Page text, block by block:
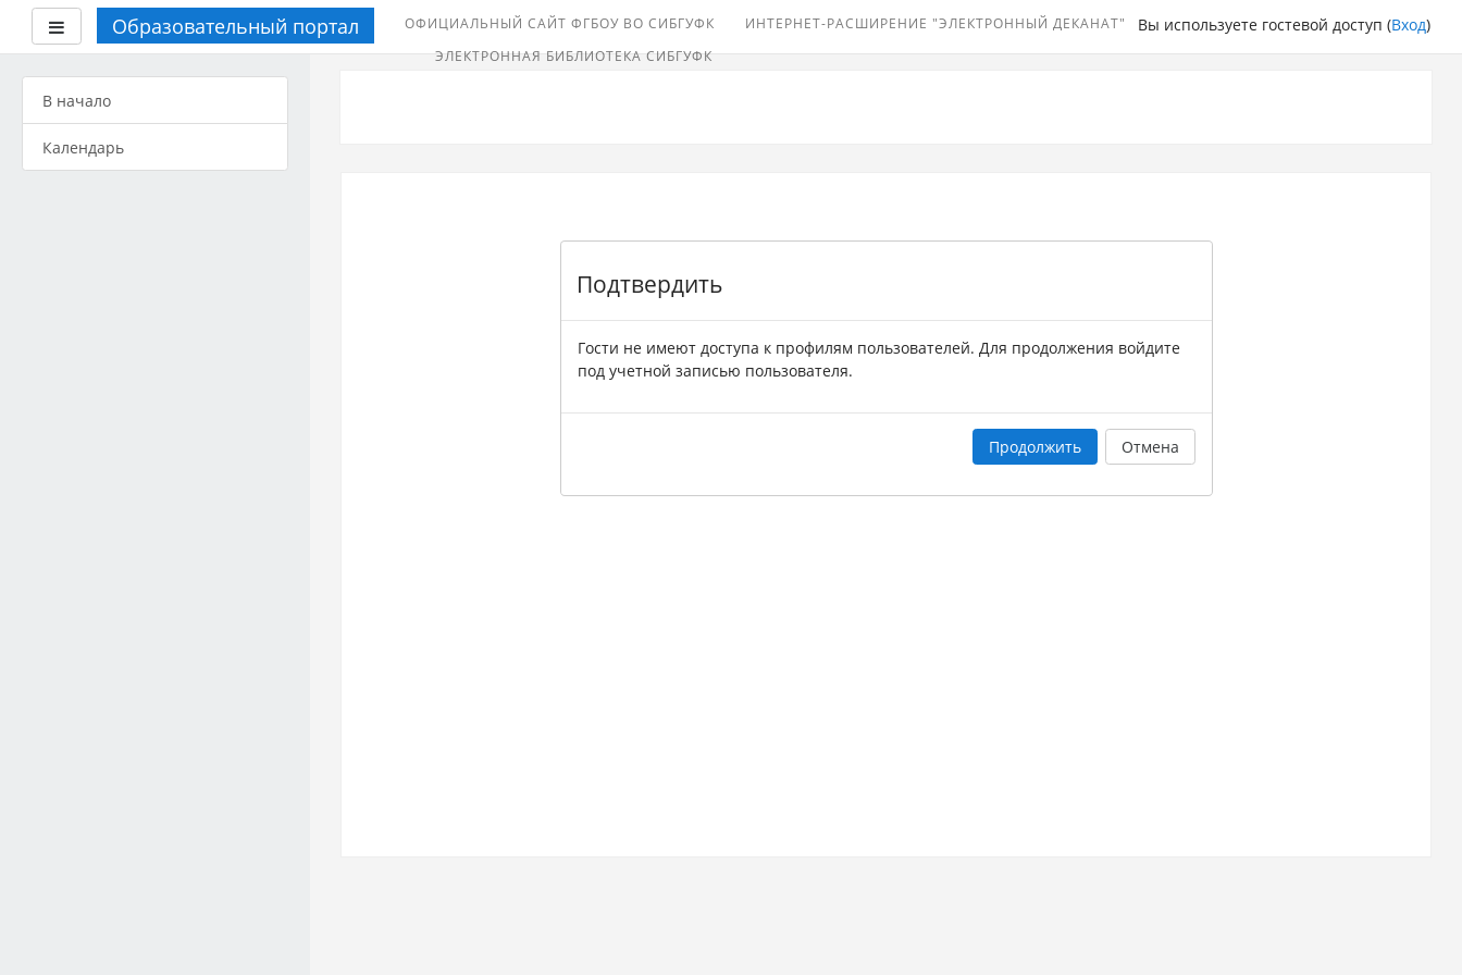
Боковая панель
Образовательный портал Вы используете гостевой доступ (Вход)
ОФИЦИАЛЬНЫЙ САЙТ ФГБОУ ВО СИБГУФК
ИНТЕРНЕТ-РАСШИРЕНИЕ "ЭЛЕКТРОННЫЙ ДЕКАНАТ"
ЭЛЕКТРОННАЯ БИБЛИОТЕКА СИБГУФК
Подтвердить
Гости не имеют доступа к профилям пользователей. Для продолжения войдите
под учетной записью пользователя.
Продолжить Отмена
В начало
Календарь